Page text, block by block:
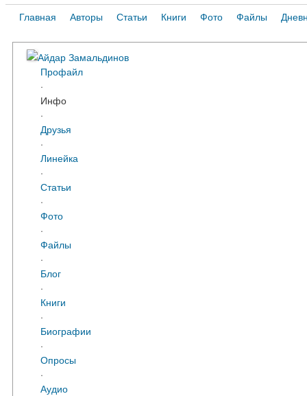
Главная Авторы Статьи Книги Фото Файлы
Айдар Замальдинов
Профайл
·
Инфо
·
Друзья
·
Линейка
·
Статьи
·
Фото
·
Файлы
·
Блог
·
Книги
·
Биографии
·
Опросы
·
Аудио